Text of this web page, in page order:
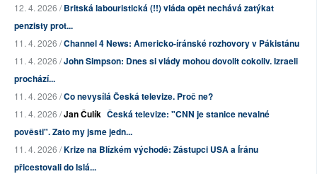
12. 4. 2026 /Britská labouristická (!!) vláda opět nechává zatýkat
penzisty prot...
11. 4. 2026 /Channel 4 News: Americko-íránské rozhovory v Pákistánu
11. 4. 2026 /John Simpson: Dnes si vlády mohou dovolit cokoliv. Izraeli
prochází...
11. 4. 2026 /Co nevysílá Česká televize. Proč ne?
11. 4. 2026 /Jan Čulík Česká televize: "CNN je stanice nevalné
pověsti". Zato my jsme jedn...
11. 4. 2026 /Krize na Blízkém východě: Zástupci USA a Íránu
přicestovali do Islá...